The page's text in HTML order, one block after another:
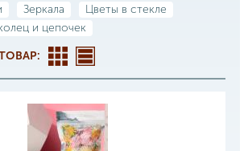
Зеркала
Цветы в стекле
и цепочек